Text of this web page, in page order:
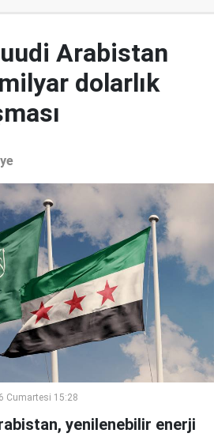
Arabistan
dolarlık
Cumartesi 15:28
yenilenebilir enerji